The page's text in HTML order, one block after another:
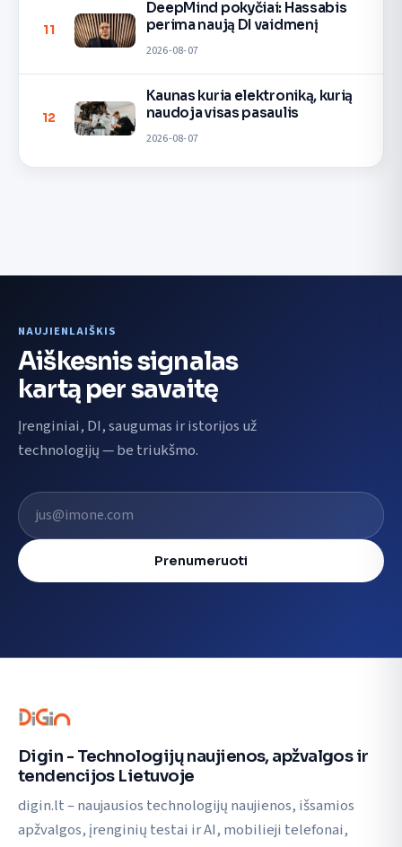
11
DeepMind pokyčiai: Hassabis
perima naują DI vaidmenį
2026-08-07
12
Kaunas kuria elektroniką, kurią
naudoja visas pasaulis
2026-08-07
NAUJIENLAIŠKIS
Aiškesnis signalas
kartą per savaitę
Įrenginiai, DI, saugumas ir istorijos už
technologijų — be triukšmo.
El. pašto adresas
Prenumeruoti
Digin - Technologijų naujienos, apžvalgos ir
tendencijos Lietuvoje
digin.lt – naujausios technologijų naujienos, išsamios
apžvalgos, įrenginių testai ir AI, mobilieji telefonai,